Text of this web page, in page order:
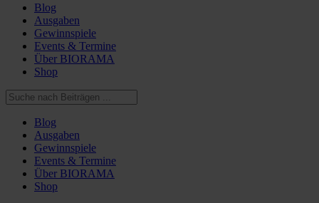
Blog
Ausgaben
Gewinnspiele
Events & Termine
Über BIORAMA
Shop
Blog
Ausgaben
Gewinnspiele
Events & Termine
Über BIORAMA
Shop